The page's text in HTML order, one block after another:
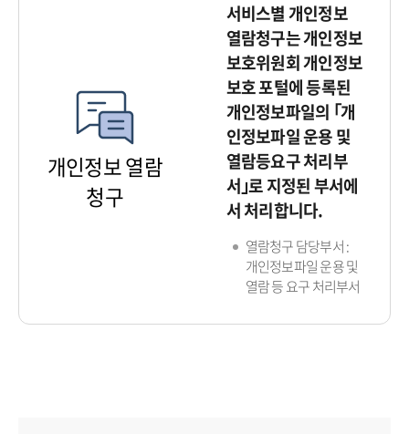
개인정보 열람
청구
서비스별 개인정보
열람청구는 개인정보
보호위원회 개인정보
보호 포털에 등록된
개인정보파일의 ｢개
인정보파일 운용 및
열람등요구 처리부
서｣로 지정된 부서에
서 처리합니다.
열람청구 담당부서 :
개인정보파일 운용 및
열람 등 요구 처리부서